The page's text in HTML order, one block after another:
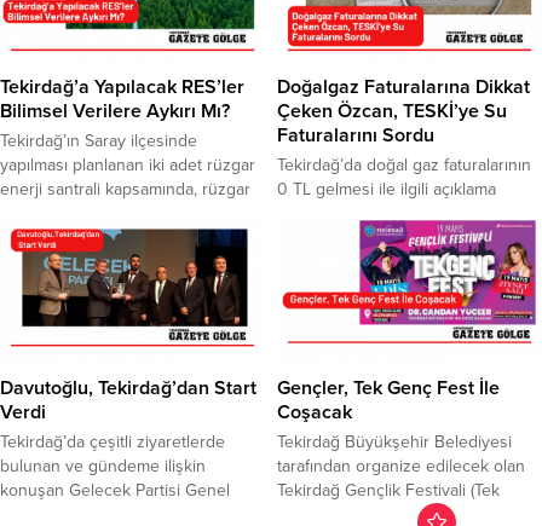
düzenlemelerle toplum
mühendisliğine hız verildiğini
söyledi. İlkokul, ortaokul ve
ortaöğretim öğrencilerine seçmeli
din derslerini seçmelerinin zorunlu
tutulmasının...
Marşı’nın okunmasıyla başladı.
Şeref defterini imzalayan Tekirdağ
Valisi Aziz Yıldırım; “Türk Milleti,
kazandığı bu zaferle, düşmanlarının
planlarını bozmuş, heveslerini
kursaklarında bırakmış ve tarihin
akışını değiştirmiştir.Vatanımızda...
Tekirdağ’a Yapılacak RES’ler
Bilimsel Verilere Aykırı Mı?
Tekirdağ’ın Saray ilçesinde
yapılması planlanan iki adet rüzgar
enerji santrali kapsamında, rüzgar
yaklaşık 200 hektarlık ormanlık alan
yok edilecek. Projenin kuşların göç
yolları üzerinde yapılmak istendiği
ve ÇED projesinin bilimsel verilere
dayanmadığı gerekçeleri ile
Kurulu öncülüğündeki sivil toplum
kuruluşları, itirazda bulundu.
Tekirdağ...
Doğalgaz Faturalarına Dikkat
Çeken Özcan, TESKİ’ye Su
Faturalarını Sordu
Tekirdağ’da doğal gaz faturalarının
0 TL gelmesi ile ilgili açıklama
Adayı Mestan Özcan, TESKİ’ye
bağlı su faturalarının da ne
olacağını sordu. Konuyla ilgili
açıklamada bulanan Özcan, şunları
doğal gaz müjdesi hepimizi çok
sevindirmişti. Şimdi faturalar 0 TL
olarak gelmeye başladı.
Tekirdağ’da...
Davutoğlu, Tekirdağ’dan Start
Verdi
Tekirdağ’da çeşitli ziyaretlerde
bulunan ve gündeme ilişkin
konuşan Gelecek Partisi Genel
Gençler, Tek Genç Fest İle
Coşacak
Tekirdağ Büyükşehir Belediyesi
tarafından organize edilecek olan
Tekirdağ Gençlik Festivali (Tek
Genç Fest) 18-19 Mayıs tarihlerinde